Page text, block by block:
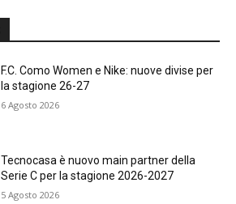
F.C. Como Women e Nike: nuove divise per
la stagione 26-27
6 Agosto 2026
Tecnocasa è nuovo main partner della
Serie C per la stagione 2026-2027
5 Agosto 2026